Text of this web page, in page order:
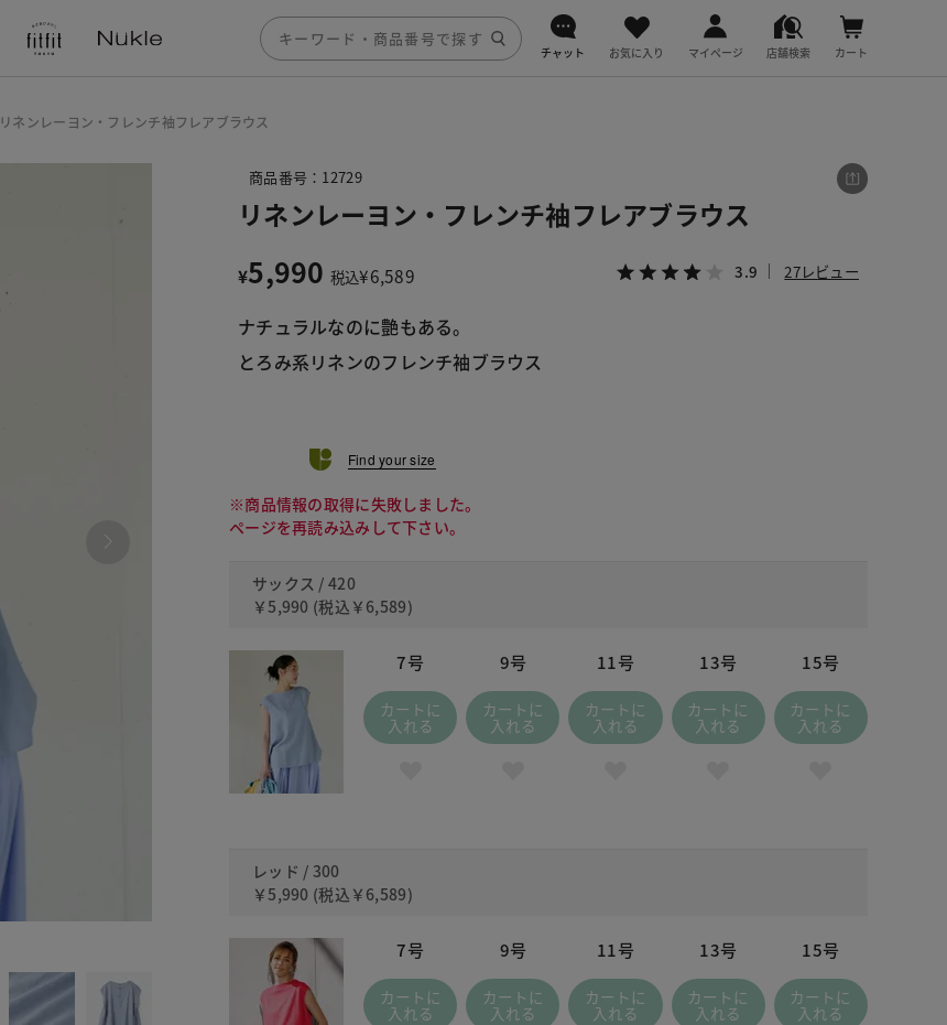
チャット お気に入り マイページ 店舗検索 カート
リネンレーヨン・フレンチ袖フレアブラウス
300 レッド
商品番号：12729
リネンレーヨン・フレンチ袖フレアブラウス
¥5,990 税込¥6,589 3.9 27レビュー
ナチュラルなのに艶もある。
とろみ系リネンのフレンチ袖ブラウス
Find your size
※商品情報の取得に失敗しました。
ページを再読み込みして下さい。
サックス / 420
￥5,990 (税込 ￥6,589)
7号
カートに
入れる
9号
カートに
入れる
11号
カートに
入れる
13号
カートに
入れる
15号
カートに
入れる
レッド / 300
￥5,990 (税込 ￥6,589)
7号
カートに
入れる
9号
カートに
入れる
11号
カートに
入れる
13号
カートに
入れる
15号
カートに
入れる